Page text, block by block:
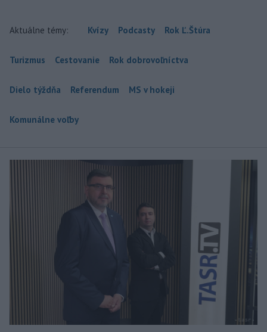
Aktuálne témy: Kvízy Podcasty Rok Ľ.Štúra
Turizmus Cestovanie Rok dobrovoľníctva
Dielo týždňa Referendum MS v hokeji
Komunálne voľby